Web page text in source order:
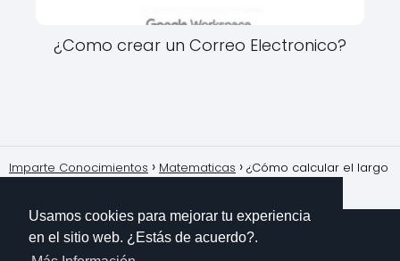
¿Como crear un Correo Electronico?
Imparte Conocimientos Matematicas
¿Cómo calcular el largo
Usamos cookies para mejorar tu experiencia
en el sitio web. ¿Estás de acuerdo?.